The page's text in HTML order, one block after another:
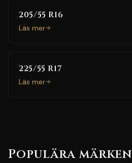
205/55 R16
Läs mer
225/55 R17
Läs mer
Populära märken